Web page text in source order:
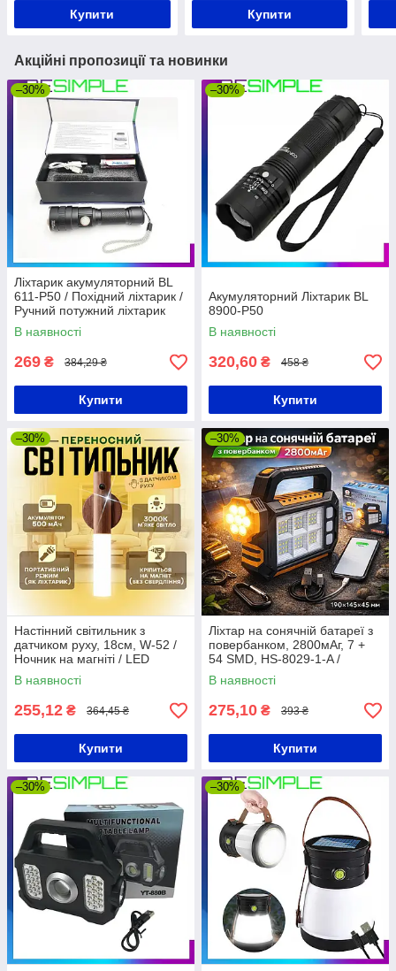
Купити Купити
Акційні пропозиції та новинки
–30%
Ліхтарик акумуляторний BL
611-P50 / Похідний ліхтарик /
Ручний потужний ліхтарик
В наявності
269 ₴ 384,29 ₴
Купити
–30%
Акумуляторний Ліхтарик BL
8900-P50
В наявності
320,60 ₴ 458 ₴
Купити
–30%
Настінний світильник з
датчиком руху, 18см, W-52 /
Ночник на магніті / LED
ліхтарик на акумуляторі /
Ліхтарик нічник
В наявності
255,12 ₴ 364,45 ₴
Купити
–30%
Ліхтар на сонячній батареї з
повербанком, 2800мАг, 7 +
54 SMD, HS-8029-1-A /
Ручний світлодіодний
прожектор
В наявності
275,10 ₴ 393 ₴
Купити
–30% –30%